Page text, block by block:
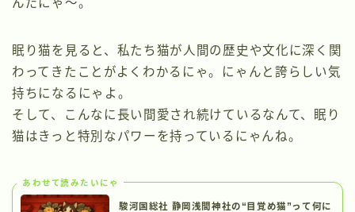
眠り猫を見ると、私たち猫が人間の歴史や文化に深く関
わってきたことがよくわかるにゃ。にゃんと誇らしい気
持ちになるにゃよ。
そして、こんなに長い間愛され続けているなんて、眠り
猫はきっと特別なパワーを持っているにゃんね。
あわせて読みたいにゃ
駿河国総社 静岡浅間神社の“目覚め猫”って何に